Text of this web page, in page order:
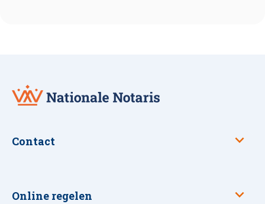
Nationale
Notaris
Contact
Online regelen